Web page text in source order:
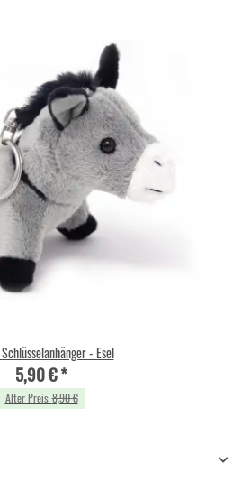
- Esel
5,90 €*
Alter Preis:8,90 €